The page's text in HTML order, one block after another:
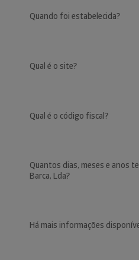
Quando foi estabelecida?
Qual é o site?
Qual é o código fiscal?
Quantos dias, meses e anos
Barca, Lda?
Há mais informações